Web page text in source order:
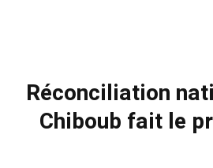
Réconciliation
Chiboub fait le